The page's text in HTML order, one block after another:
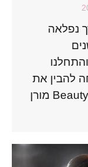
נפלאה
להבין את
ההבדל בין לק רגיל לג'ל? Beauty Class מורן